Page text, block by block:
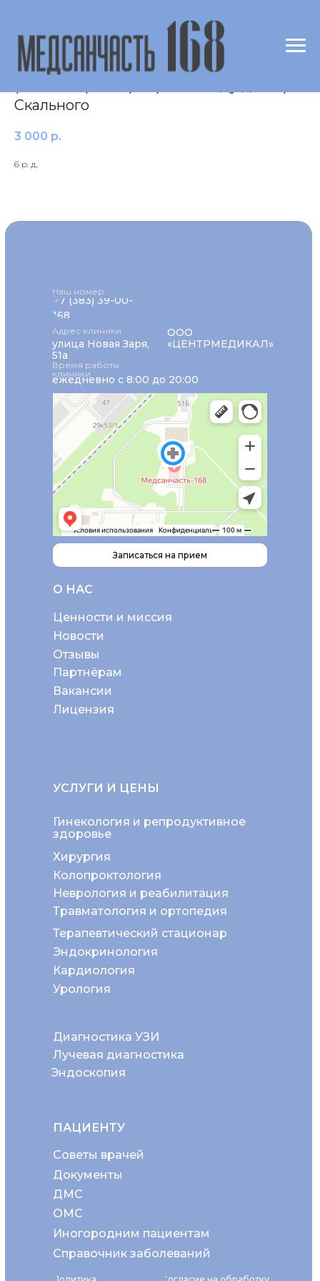
Ртуть (Hg) в волосах
Скального
3 000 р.
6 р. д.
О НАС
Ценности и миссия
Новости
+7 (383) 39-00-
168
Отзывы
Партнёрам
Вакансии
Лицензия
Неврология и реабилитация
Колопроктология
Хирургия
Гинекология и репродуктивное
здоровье
Диагностика УЗИ
Эндоскопия
Травматология и ортопедия
Эндокринология
Терапевтический стационар
Кардиология
Урология
Лучевая диагностика
УСЛУГИ И ЦЕНЫ
ПАЦИЕНТУ
Советы врачей
ОМС
Документы
ДМС
Иногородним пациентам
Справочник заболеваний
Наш номер
ежедневно с 8:00 до 20:00
Время работы
клиники
Адрес клиники
улица Новая Заря,
51а
ООО
«ЦЕНТРМЕДИКАЛ»
Записаться на прием